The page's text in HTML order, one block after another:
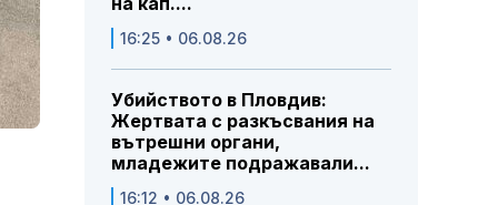
16:25 • 06.08.26
Убийството в Пловдив:
Жертвата с разкъсвания на
вътрешни органи,
младежите подражавали...
16:12 • 06.08.26